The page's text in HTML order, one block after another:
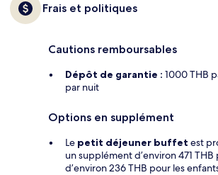
Frais et politiques
Cautions remboursables
Dépôt de garantie : 1000 THB
par nuit
Options en supplément
Le petit déjeuner buffet est
un supplément d’environ 471
d’environ 236 THB pour les